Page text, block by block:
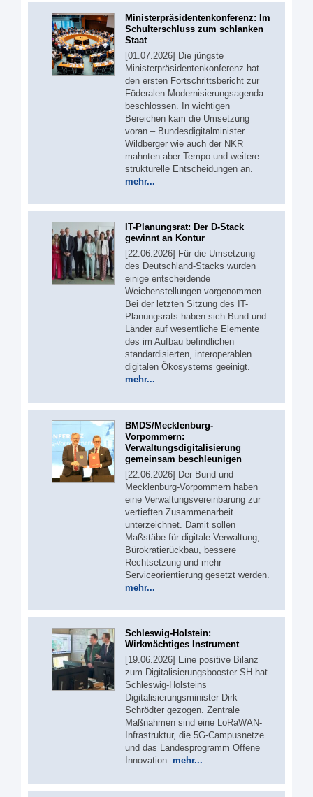
Ministerpräsidentenkonferenz: Im
Schulterschluss zum schlanken
Staat
[01.07.2026] Die jüngste
Ministerpräsidentenkonferenz hat
den ersten Fortschrittsbericht zur
Föderalen Modernisierungsagenda
beschlossen. In wichtigen
Bereichen kam die Umsetzung
voran – Bundesdigitalminister
Wildberger wie auch der NKR
mahnten aber Tempo und weitere
strukturelle Entscheidungen an.
mehr...
IT-Planungsrat: Der D-Stack
gewinnt an Kontur
[22.06.2026] Für die Umsetzung
des Deutschland-Stacks wurden
einige entscheidende
Weichenstellungen vorgenommen.
Bei der letzten Sitzung des IT-
Planungsrats haben sich Bund und
Länder auf wesentliche Elemente
des im Aufbau befindlichen
standardisierten, interoperablen
digitalen Ökosystems geeinigt.
mehr...
BMDS/Mecklenburg-
Vorpommern:
Verwaltungsdigitalisierung
gemeinsam beschleunigen
[22.06.2026] Der Bund und
Mecklenburg-Vorpommern haben
eine Verwaltungsvereinbarung zur
vertieften Zusammenarbeit
unterzeichnet. Damit sollen
Maßstäbe für digitale Verwaltung,
Bürokratierückbau, bessere
Rechtsetzung und mehr
Serviceorientierung gesetzt werden.
mehr...
Schleswig-Holstein:
Wirkmächtiges Instrument
[19.06.2026] Eine positive Bilanz
zum Digitalisierungsbooster SH hat
Schleswig-Holsteins
Digitalisierungsminister Dirk
Schrödter gezogen. Zentrale
Maßnahmen sind eine LoRaWAN-
Infrastruktur, die 5G-Campusnetze
und das Landesprogramm Offene
Innovation. mehr...